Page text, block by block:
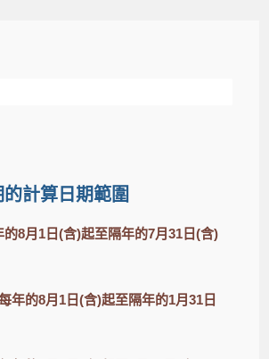
的計算日期範圍
8月1日(含)起至隔年的7月31日(含)
年的8月1日(含)起至隔年的1月31日